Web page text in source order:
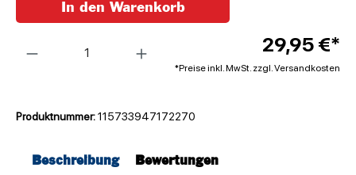
29,95 €*
*Preise inkl. MwSt. zzgl. Versandkosten
In den Warenkorb
Produktnummer:115733947172270
Beschreibung Bewertungen